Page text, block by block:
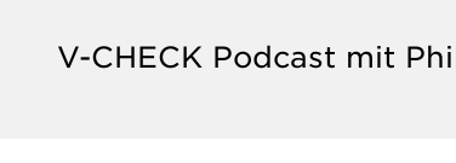
V-CHECK Podcast mit